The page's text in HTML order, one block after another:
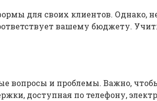
для своих клиентов. Однако,
вашему бюджету.
вопросы и проблемы. Важно,
доступная по телефону,